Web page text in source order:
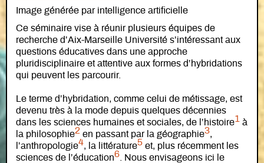
Image générée par intelligence artificielle
Ce séminaire vise à réunir plusieurs équipes de
recherche d’Aix-Marseille Université s’intéressant aux
questions éducatives dans une approche
pluridisciplinaire et attentive aux formes d’hybridations
qui peuvent les parcourir.
Le terme d’hybridation, comme celui de métissage, est
devenu très à la mode depuis quelques décennies
dans les sciences humaines et sociales, de l’histoire1 à
la philosophie2 en passant par la géographie3,
l’anthropologie4, la littérature5 et, plus récemment les
sciences de l’éducation6 . Nous envisageons ici le